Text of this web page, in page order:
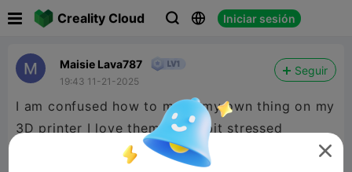
Creality Cloud   Iniciar sesión
Maisie Lava787
19:43 11-21-2025
Seguir
I am confused how to make my own thing on my
3D printer I love them just a bit stressed
